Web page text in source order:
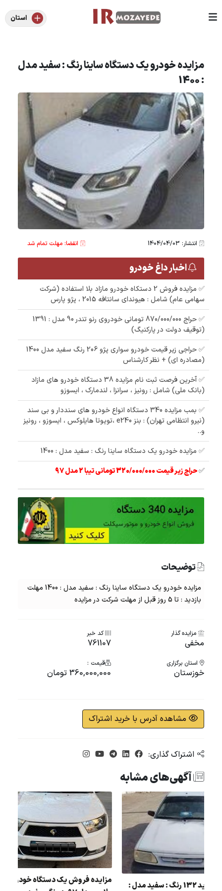
استان
مزایده خودرو یک دستگاه ساینا رنگ : سفید مدل
: 1400
انتشار: 1404/04/03 انقضا: مهلت تمام شد
اخبار داغ خودرو
✅ مزایده فروش 2 دستکاه خودرو مازاد بلا استفاده (شرکت
سهامی عام) شامل : هیوندای سانتافه 2015 ، پژو پارس
✅ حراج 870/000/000 تومانی خودروی رنو تندر 90 مدل : 1391
(توقیف دولت در پارکنیگ)
✅ حراجی زیر قیمت خودرو سواری پژو 206 رنگ سفید مدل 1400
(مصادره ای) + نظر کارشناس
✅ آخرین فرصت ثبت نام مزایده 38 دستگاه خودرو های مازاد
(بانک ملی) شامل : رونیز ، سرانزا ، لندمارک ، ایسوزو
✅ بمب مزایده 340 دستگاه انواع خودرو های سنددار و بی سند
(نیرو انتظامی تهران) : بنز e240 ،تویوتا هایلوکس ، ایسوزو ، رونیز
و..
✅ مزایده خودرو یک دستگاه ساینا رنگ : سفید مدل : 1400
✅حراج زیر قیمت 320/000/000 تومانی تیبا 2 مدل 97
توضیحات
مزایده خودرو یک دستگاه ساینا رنگ : سفید مدل : 1400 مهلت
بازدید : تا 5 روز قبل از مهلت شرکت در مزایده
مزایده گذار
مخفی
کد خبر
761107
استان برگزاری
خوزستان
قیمت :
360,000,000 تومان
مشاهده آدرس با خرید اشتراک
اشتراک گذاری:
آگهی‌های مشابه
مزایده فروش یک
مزایده پراید 132 رنگ : سفید مدل :